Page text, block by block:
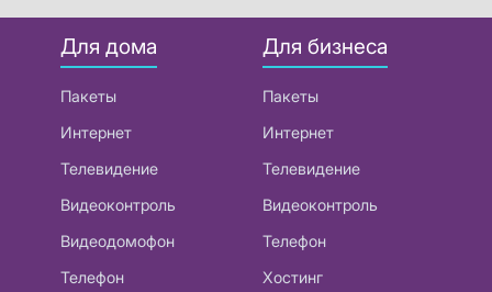
Для дома
Пакеты
Интернет
Телевидение
Видеоконтроль
Видеодомофон
Телефон
Для бизнеса
Пакеты
Интернет
Телевидение
Видеоконтроль
Телефон
Хостинг